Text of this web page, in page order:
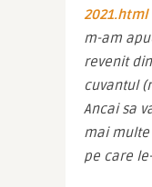
2021.html
m-am
revenit
cuvantul
Ancai sa
mai multe
pe care